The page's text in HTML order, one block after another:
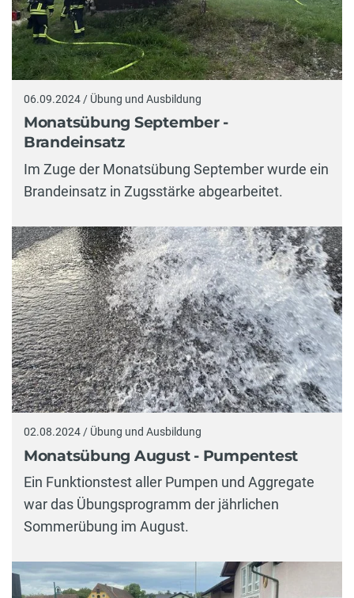
06.09.2024 / Übung und Ausbildung
Monatsübung September -
Brandeinsatz
Im Zuge der Monatsübung September wurde ein
Brandeinsatz in Zugsstärke abgearbeitet.
02.08.2024 / Übung und Ausbildung
Monatsübung August - Pumpentest
Ein Funktionstest aller Pumpen und Aggregate
war das Übungsprogramm der jährlichen
Sommerübung im August.